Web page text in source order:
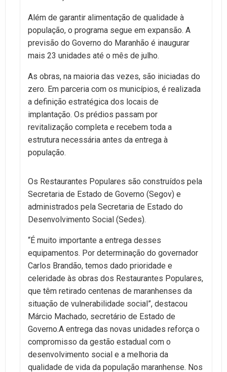
Além de garantir alimentação de qualidade à
população, o programa segue em expansão. A
previsão do Governo do Maranhão é inaugurar
mais 23 unidades até o mês de julho.
As obras, na maioria das vezes, são iniciadas do
zero. Em parceria com os municípios, é realizada
a definição estratégica dos locais de
implantação. Os prédios passam por
revitalização completa e recebem toda a
estrutura necessária antes da entrega à
população.
Os Restaurantes Populares são construídos pela
Secretaria de Estado de Governo (Segov) e
administrados pela Secretaria de Estado do
Desenvolvimento Social (Sedes).
“É muito importante a entrega desses
equipamentos. Por determinação do governador
Carlos Brandão, temos dado prioridade e
celeridade às obras dos Restaurantes Populares,
que têm retirado centenas de maranhenses da
situação de vulnerabilidade social”, destacou
Márcio Machado, secretário de Estado de
Governo.A entrega das novas unidades reforça o
compromisso da gestão estadual com o
desenvolvimento social e a melhoria da
qualidade de vida da população maranhense. Nos